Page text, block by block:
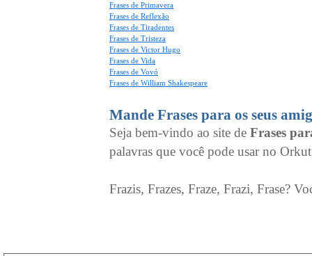
Frases de Primavera
Frases de Reflexão
Frases de Tiradentes
Frases de Tristeza
Frases de Victor Hugo
Frases de Vida
Frases de Vovó
Frases de William Shakespeare
Mande Frases para os seus
Seja bem-vindo ao site de Frases
palavras que você pode usar no
Frazis, Frazes, Fraze, Frazi, Frase?